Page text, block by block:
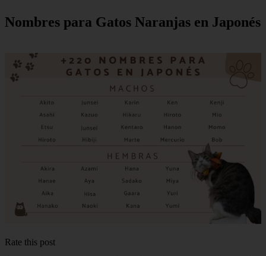
Nombres para Gatos Naranjas en Japonés
Rate this post